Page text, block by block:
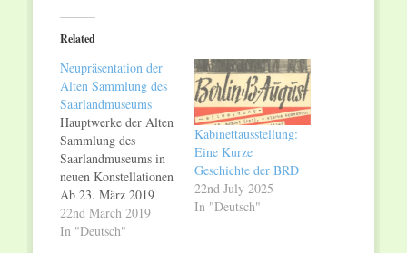
(Opens
in
new
Related
Neupräsentation der
Alten Sammlung des
Saarlandmuseums
Hauptwerke der Alten
Sammlung des
Saarlandmuseums in
neuen Konstellationen
Ab 23. März 2019
Nach dem Ende der
Ausstellung zum 300.
22nd March 2019
In "Deutsch"
Kabinettausstellung:
Eine Kurze
Geschichte der BRD
22nd July 2025
In "Deutsch"